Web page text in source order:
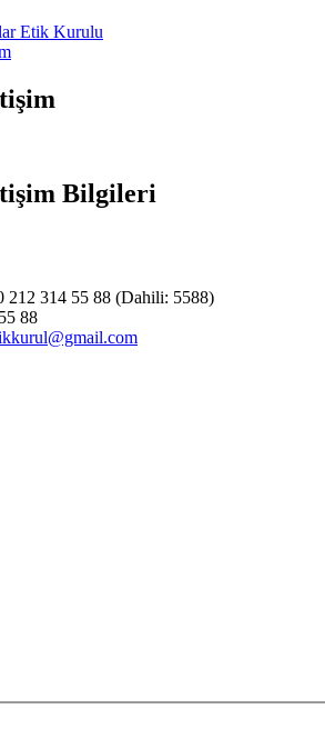
Etik Kurulu
Bilgileri
212 314 55 88 (Dahili: 5588)
88